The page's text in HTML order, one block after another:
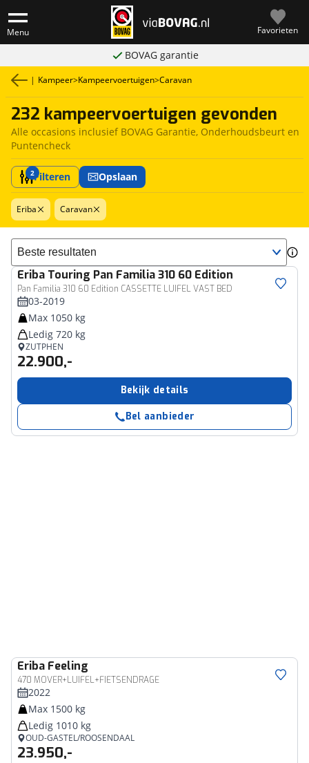
Menu Favorieten
BOVAG garantie
| Kampeer>Kampeervoertuigen>Caravan
232 kampeervoertuigen gevonden
Alle occasions inclusief BOVAG Garantie, Onderhoudsbeurt en
Puntencheck
2Filteren Opslaan
Eriba Caravan
Sorteer resultaten
Eriba Touring Pan Familia 310 60 Edition
Pan Familia 310 60 Edition CASSETTE LUIFEL VAST BED
03-2019
Max 1050 kg
Ledig 720 kg
ZUTPHEN
22.900,-
Bekijk details
Bel aanbieder
Eriba Feeling
470 MOVER+LUIFEL+FIETSENDRAGE
2022
Max 1500 kg
Ledig 1010 kg
OUD-GASTEL/ROOSENDAAL
23.950,-